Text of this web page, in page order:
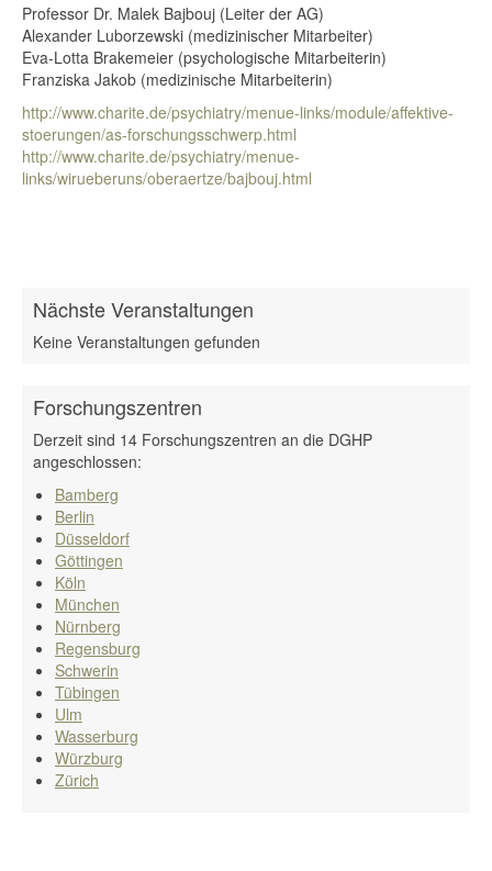
Professor Dr. Malek Bajbouj (Leiter der AG)
Alexander Luborzewski (medizinischer Mitarbeiter)
Eva-Lotta Brakemeier (psychologische Mitarbeiterin)
Franziska Jakob (medizinische Mitarbeiterin)
http://www.charite.de/psychiatry/menue-links/module/affektive-
stoerungen/as-forschungsschwerp.html
http://www.charite.de/psychiatry/menue-
links/wirueberuns/oberaertze/bajbouj.html
Nächste Veranstaltungen
Keine Veranstaltungen gefunden
Forschungszentren
Derzeit sind 14 Forschungszentren an die DGHP
angeschlossen:
Bamberg
Berlin
Düsseldorf
Göttingen
Köln
München
Nürnberg
Regensburg
Schwerin
Tübingen
Ulm
Wasserburg
Würzburg
Zürich